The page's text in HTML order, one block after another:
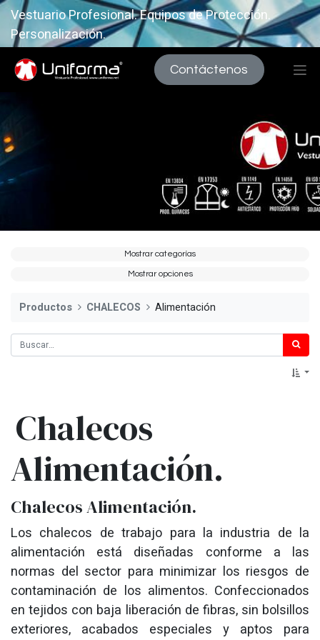
Vestuario Profesional. Equipos de Protección.
Personalización.
Contáctenos
Mostrar categorías
Mostrar opciones
Productos CHALECOS Alimentación
Chalecos
Alimentación.
Chalecos Alimentación.
Los chalecos de trabajo para la industria de la
alimentación está diseñadas conforme a las
normas del sector para minimizar los riesgos de
contaminación de los alimentos. Confeccionados
en tejidos con baja liberación de fibras, sin bolsillos
exteriores, acabados especiales y aptos para